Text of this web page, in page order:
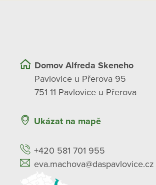
Domov Alfreda Skeneho
Pavlovice u Přerova 95
751 11 Pavlovice u Přerova
Ukázat na mapě
+420 581 701 955
eva.machova@daspavlovice.cz